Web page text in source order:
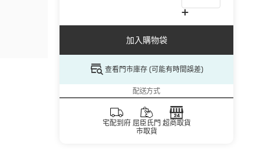
加入購物袋
查看門市庫存 (可能有時間誤差)
配送方式
宅配到府 屈臣氏門
市取貨
超商取貨